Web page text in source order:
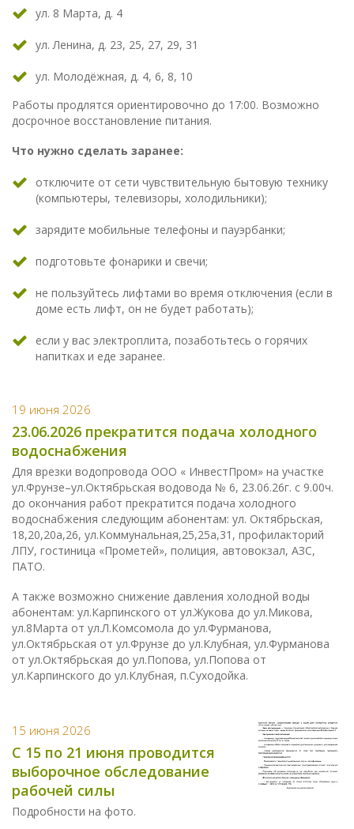
ул. 8 Марта, д. 4
ул. Ленина, д. 23, 25, 27, 29, 31
ул. Молодёжная, д. 4, 6, 8, 10
Работы продлятся ориентировочно до 17:00. Возможно
досрочное восстановление питания.
Что нужно сделать заранее:
отключите от сети чувствительную бытовую технику
(компьютеры, телевизоры, холодильники);
зарядите мобильные телефоны и пауэрбанки;
подготовьте фонарики и свечи;
не пользуйтесь лифтами во время отключения (если в
доме есть лифт, он не будет работать);
если у вас электроплита, позаботьтесь о горячих
напитках и еде заранее.
19 июня 2026
23.06.2026 прекратится подача холодного
водоснабжения
Для врезки водопровода ООО « ИнвестПром» на участке
ул.Фрунзе–ул.Октябрьская водовода № 6, 23.06.26г. с 9.00ч.
до окончания работ прекратится подача холодного
водоснабжения следующим абонентам: ул. Октябрьская,
18,20,20а,26, ул.Коммунальная,25,25а,31, профилакторий
ЛПУ, гостиница «Прометей», полиция, автовокзал, АЗС,
ПАТО.
А также возможно снижение давления холодной воды
абонентам: ул.Карпинского от ул.Жукова до ул.Микова,
ул.8Марта от ул.Л.Комсомола до ул.Фурманова,
ул.Октябрьская от ул.Фрунзе до ул.Клубная, ул.Фурманова
от ул.Октябрьская до ул.Попова, ул.Попова от
ул.Карпинского до ул.Клубная, п.Суходойка.
15 июня 2026
С 15 по 21 июня проводится
выборочное обследование
рабочей силы
Подробности на фото.